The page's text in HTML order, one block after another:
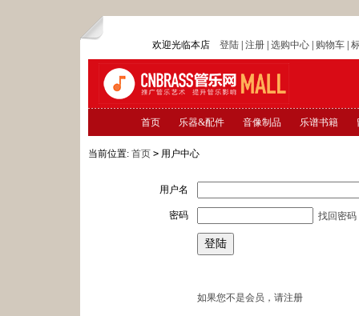
欢迎光临本店 登陆| 注册| 选购中心| 购物车|
首页 乐器&配件 音像制品 乐谱书籍
当前位置: 首页 > 用户中心
用户名
密码 找回密码
如果您不是会员，请注册